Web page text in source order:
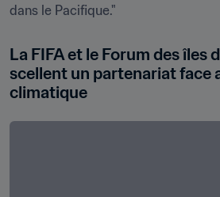
dans le Pacifique."
La FIFA et le Forum des îles
scellent un partenariat face
climatique